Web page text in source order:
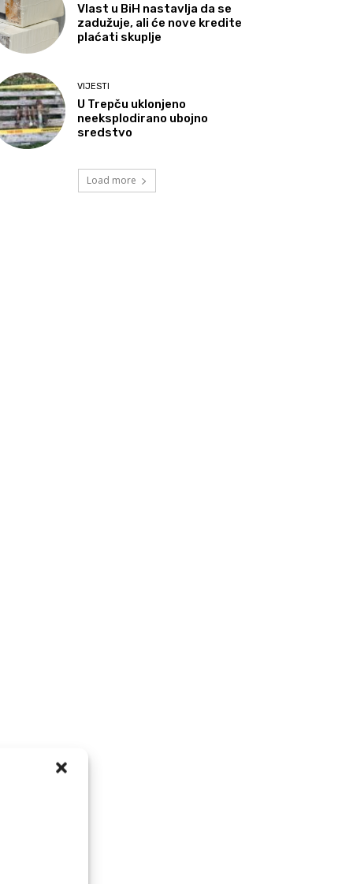
Vlast u BiH nastavlja da se
zadužuje, ali će nove kredite
plaćati skuplje
VIJESTI
U Trepču uklonjeno
neeksplodirano ubojno
sredstvo
Load more